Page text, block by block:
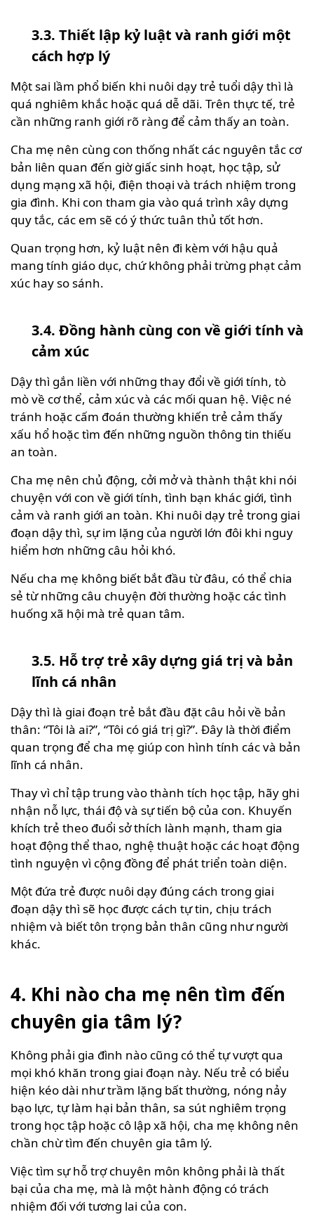
3.3. Thiết lập kỷ luật và ranh giới một
cách hợp lý
Một sai lầm phổ biến khi nuôi dạy trẻ tuổi dậy thì là
quá nghiêm khắc hoặc quá dễ dãi. Trên thực tế, trẻ
cần những ranh giới rõ ràng để cảm thấy an toàn.
Cha mẹ nên cùng con thống nhất các nguyên tắc cơ
bản liên quan đến giờ giấc sinh hoạt, học tập, sử
dụng mạng xã hội, điện thoại và trách nhiệm trong
gia đình. Khi con tham gia vào quá trình xây dựng
quy tắc, các em sẽ có ý thức tuân thủ tốt hơn.
Quan trọng hơn, kỷ luật nên đi kèm với hậu quả
mang tính giáo dục, chứ không phải trừng phạt cảm
xúc hay so sánh.
3.4. Đồng hành cùng con về giới tính và
cảm xúc
Dậy thì gắn liền với những thay đổi về giới tính, tò
mò về cơ thể, cảm xúc và các mối quan hệ. Việc né
tránh hoặc cấm đoán thường khiến trẻ cảm thấy
xấu hổ hoặc tìm đến những nguồn thông tin thiếu
an toàn.
Cha mẹ nên chủ động, cởi mở và thành thật khi nói
chuyện với con về giới tính, tình bạn khác giới, tình
cảm và ranh giới an toàn. Khi nuôi dạy trẻ trong giai
đoạn dậy thì, sự im lặng của người lớn đôi khi nguy
hiểm hơn những câu hỏi khó.
Nếu cha mẹ không biết bắt đầu từ đâu, có thể chia
sẻ từ những câu chuyện đời thường hoặc các tình
huống xã hội mà trẻ quan tâm.
3.5. Hỗ trợ trẻ xây dựng giá trị và bản
lĩnh cá nhân
Dậy thì là giai đoạn trẻ bắt đầu đặt câu hỏi về bản
thân: “Tôi là ai?”, “Tôi có giá trị gì?”. Đây là thời điểm
quan trọng để cha mẹ giúp con hình tính các và bản
lĩnh cá nhân.
Thay vì chỉ tập trung vào thành tích học tập, hãy ghi
nhận nỗ lực, thái độ và sự tiến bộ của con. Khuyến
khích trẻ theo đuổi sở thích lành mạnh, tham gia
hoạt động thể thao, nghệ thuật hoặc các hoạt động
tình nguyện vì cộng đồng để phát triển toàn diện.
Một đứa trẻ được nuôi dạy đúng cách trong giai
đoạn dậy thì sẽ học được cách tự tin, chịu trách
nhiệm và biết tôn trọng bản thân cũng như người
khác.
4. Khi nào cha mẹ nên tìm đến
chuyên gia tâm lý?
Không phải gia đình nào cũng có thể tự vượt qua
mọi khó khăn trong giai đoạn này. Nếu trẻ có biểu
hiện kéo dài như trầm lặng bất thường, nóng nảy
bạo lực, tự làm hại bản thân, sa sút nghiêm trọng
trong học tập hoặc cô lập xã hội, cha mẹ không nên
chần chừ tìm đến chuyên gia tâm lý.
Việc tìm sự hỗ trợ chuyên môn không phải là thất
bại của cha mẹ, mà là một hành động có trách
nhiệm đối với tương lai của con.